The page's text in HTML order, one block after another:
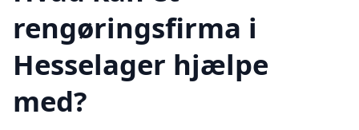
rengøringsfirma i
Hesselager hjælpe
med?